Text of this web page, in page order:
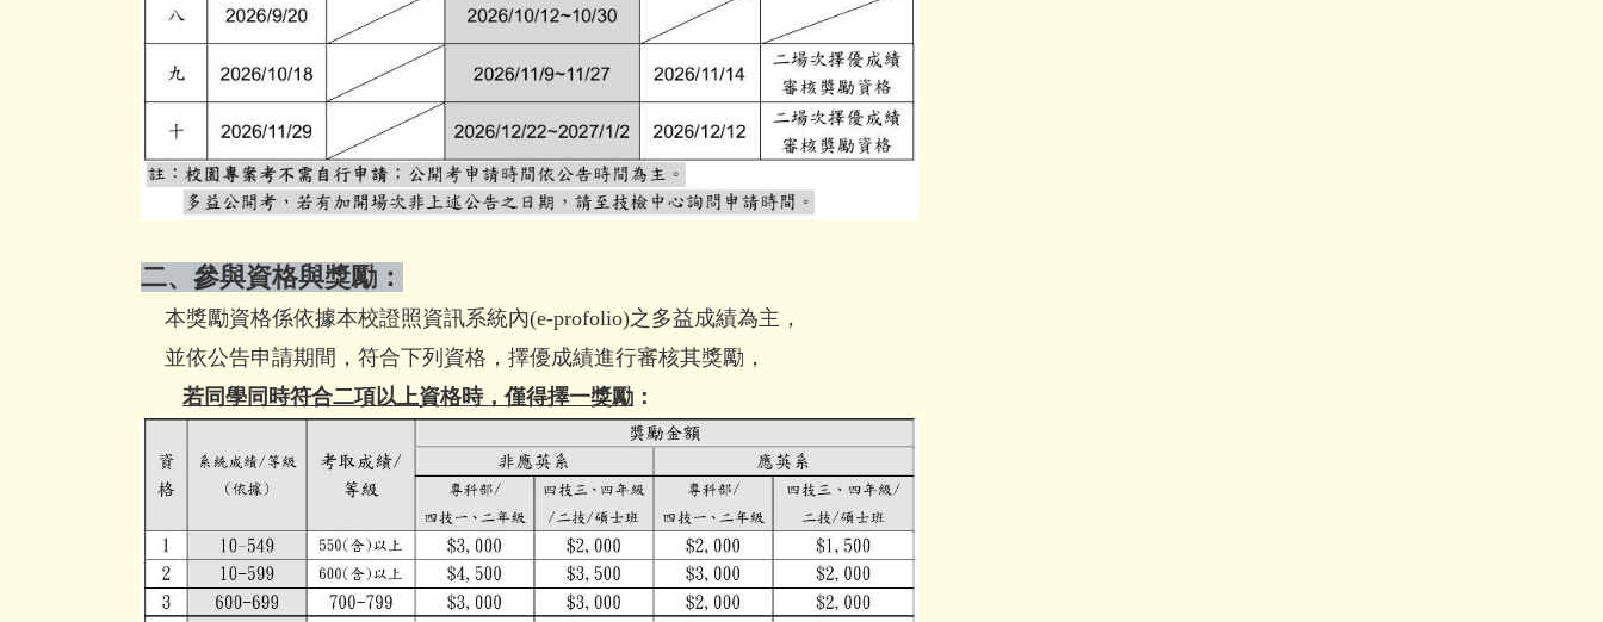
二、參與資格與獎勵：
本獎勵資格係依據本校證照資訊系統內(e-profolio)之多益成績為主，
並依公告申請期間，符合下列資格，擇優成績進行審核其獎勵，
若同學同時符合二項以上資格時， 僅得擇一獎勵 ：